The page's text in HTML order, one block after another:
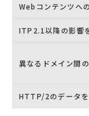
Webコンテンツへ
ITP2.1以降の影響
異なるドメイン間
HTTP/2のデータを